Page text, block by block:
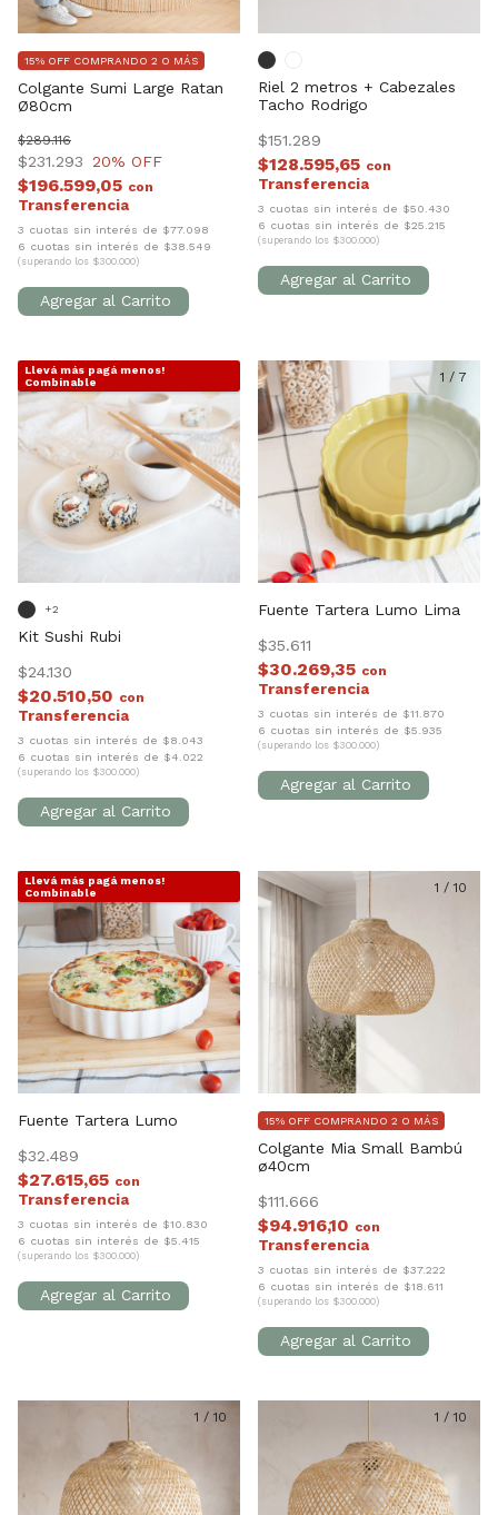
Colgante Sumi Large Ratan
Ø80cm
$231.293
$289.116
20% OFF
15% OFF COMPRANDO 2 O MÁS
$196.599,05 con
3 cuotas sin interés de $77.098
6 cuotas sin interés de $38.549
(superando los $300.000)
Riel 2 metros + Cabezales
Tacho Rodrigo
$151.289
$128.595,65 con
3 cuotas sin interés de $50.430
6 cuotas sin interés de $25.215
(superando los $300.000)
Llevá más pagá menos!
Combinable
Kit Sushi Rubi
$24.130
$20.510,50 con
3 cuotas sin interés de $8.043
6 cuotas sin interés de $4.022
(superando los $300.000)
+2
1 / 7
Fuente Tartera Lumo Lima
$35.611
$30.269,35 con
3 cuotas sin interés de $11.870
6 cuotas sin interés de $5.935
(superando los $300.000)
Llevá más pagá menos!
Combinable
Fuente Tartera Lumo
$32.489
$27.615,65 con
3 cuotas sin interés de $10.830
6 cuotas sin interés de $5.415
(superando los $300.000)
1 / 10
Colgante Mia Small Bambú
ø40cm
$111.666
15% OFF COMPRANDO 2 O MÁS
$94.916,10 con
3 cuotas sin interés de $37.222
6 cuotas sin interés de $18.611
(superando los $300.000)
1 / 10 1 / 10